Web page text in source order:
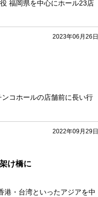
福岡県を中心にホール23店
2023年06月26日
コホールの店舗前に長い行
2022年09月29日
け橋に
港・台湾といったアジアを中